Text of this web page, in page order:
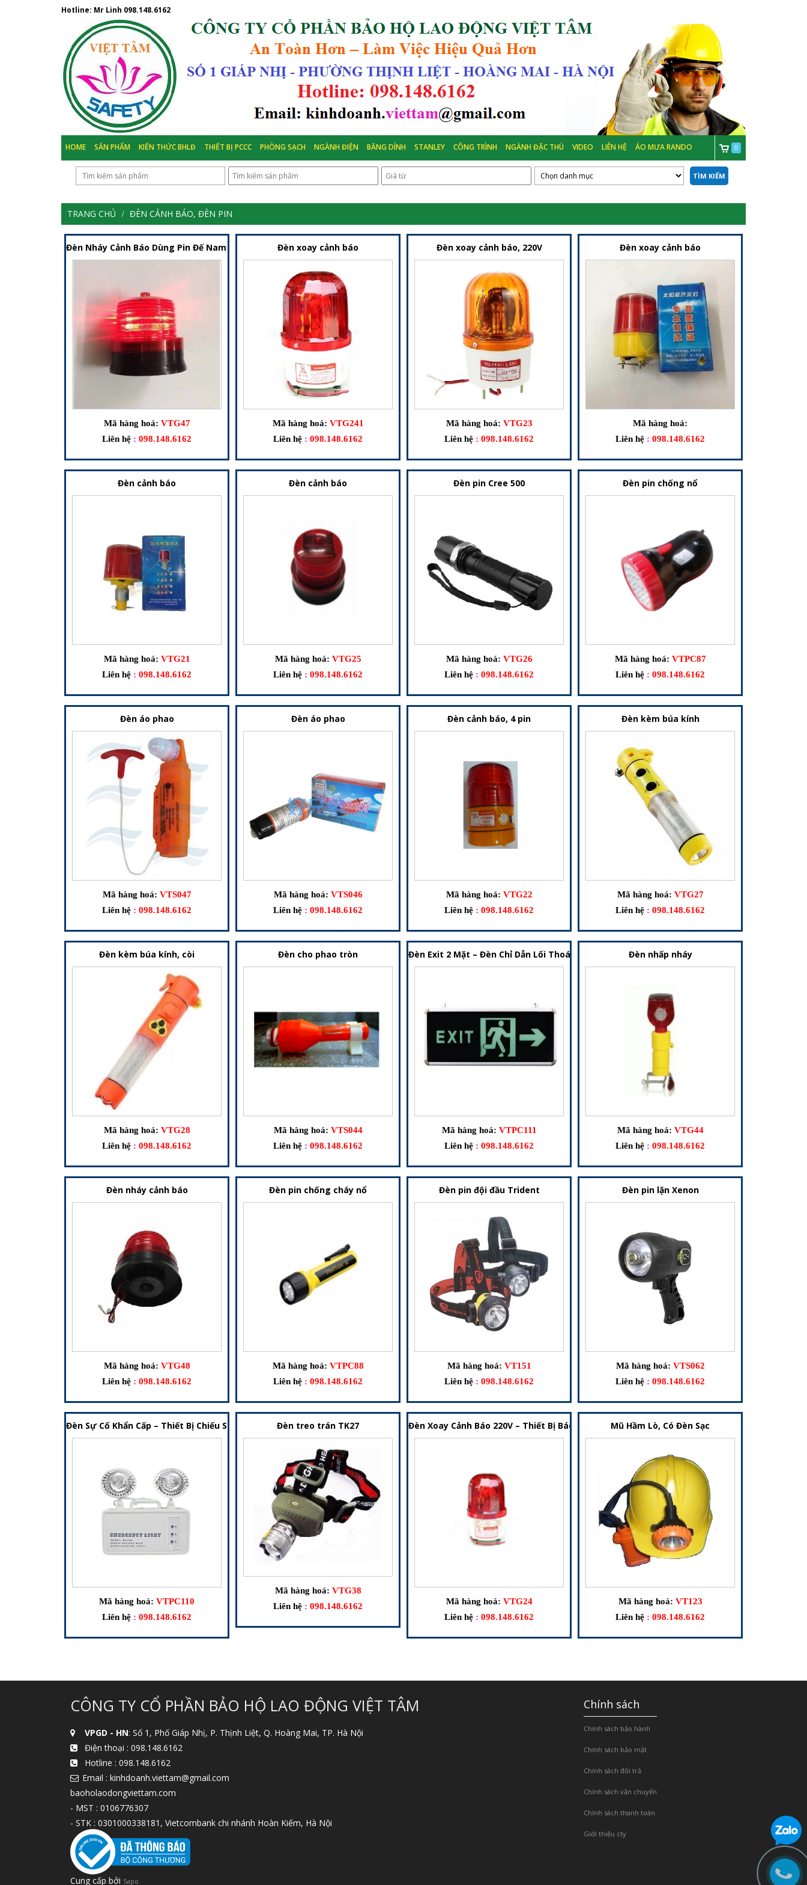
Hotline: Mr Linh 098.148.6162
HOME SẢN PHẨM KIẾN THỨC BHLĐ THIẾT BỊ PCCC PHÒNG SẠCH NGÀNH ĐIỆN BĂNG DÍNH STANLEY CÔNG TRÌNH NGÀNH ĐẶC THÙ VIDEO LIÊN HỆ ÁO MƯA RANDO 0
TÌM KIẾM
TRANG CHỦ ĐÈN CẢNH BÁO, ĐÈN PIN
Đèn Nháy Cảnh Báo Dùng Pin Đế Nam Châm – Thiết Bị Cảnh Báo An Toàn Cho Công Trình Và Giao Thông
Mã hàng hoá: VTG47
Liên hệ : 098.148.6162
Đèn xoay cảnh báo
Mã hàng hoá: VTG241
Liên hệ : 098.148.6162
Đèn xoay cảnh báo, 220V
Mã hàng hoá: VTG23
Liên hệ : 098.148.6162
Đèn xoay cảnh báo
Mã hàng hoá:
Liên hệ : 098.148.6162
Đèn cảnh báo
Mã hàng hoá: VTG21
Liên hệ : 098.148.6162
Đèn cảnh báo
Mã hàng hoá: VTG25
Liên hệ : 098.148.6162
Đèn pin Cree 500
Mã hàng hoá: VTG26
Liên hệ : 098.148.6162
Đèn pin chống nổ
Mã hàng hoá: VTPC87
Liên hệ : 098.148.6162
Đèn áo phao
Mã hàng hoá: VTS047
Liên hệ : 098.148.6162
Đèn áo phao
Mã hàng hoá: VTS046
Liên hệ : 098.148.6162
Đèn cảnh báo, 4 pin
Mã hàng hoá: VTG22
Liên hệ : 098.148.6162
Đèn kèm búa kính
Mã hàng hoá: VTG27
Liên hệ : 098.148.6162
Đèn kèm búa kính, còi
Mã hàng hoá: VTG28
Liên hệ : 098.148.6162
Đèn cho phao tròn
Mã hàng hoá: VTS044
Liên hệ : 098.148.6162
Đèn Exit 2 Mặt – Đèn Chỉ Dẫn Lối Thoát Hiểm Dùng Pin Dự Phòng
Mã hàng hoá: VTPC111
Liên hệ : 098.148.6162
Đèn nhấp nháy
Mã hàng hoá: VTG44
Liên hệ : 098.148.6162
Đèn nháy cảnh báo
Mã hàng hoá: VTG48
Liên hệ : 098.148.6162
Đèn pin chống cháy nổ
Mã hàng hoá: VTPC88
Liên hệ : 098.148.6162
Đèn pin đội đầu Trident
Mã hàng hoá: VT151
Liên hệ : 098.148.6162
Đèn pin lặn Xenon
Mã hàng hoá: VTS062
Liên hệ : 098.148.6162
Đèn Sự Cố Khẩn Cấp – Thiết Bị Chiếu Sáng Dự Phòng Cho Hệ Thống PCCC
Mã hàng hoá: VTPC110
Liên hệ : 098.148.6162
Đèn treo trán TK27
Mã hàng hoá: VTG38
Liên hệ : 098.148.6162
Đèn Xoay Cảnh Báo 220V – Thiết Bị Báo Hiệu Cho Nhà Xưởng Và Công Trình
Mã hàng hoá: VTG24
Liên hệ : 098.148.6162
Mũ Hầm Lò, Có Đèn Sạc
Mã hàng hoá: VT123
Liên hệ : 098.148.6162
CÔNG TY CỔ PHẦN BẢO HỘ LAO ĐỘNG VIỆT TÂM
VPGD - HN: Số 1, Phố Giáp Nhị, P. Thịnh Liệt, Q. Hoàng Mai, TP. Hà Nội
Điện thoại : 098.148.6162
Hotline : 098.148.6162
Email : kinhdoanh.viettam@gmail.com
baoholaodongviettam.com
- MST : 0106776307
- STK : 0301000338181, Vietcombank chi nhánh Hoàn Kiếm, Hà Nội
Cung cấp bởi Sapo
Chính sách
Chính sách bảo hành
Chính sách bảo mật
Chính sách đổi trả
Chính sách vận chuyển
Chính sách thanh toán
Giới thiệu cty